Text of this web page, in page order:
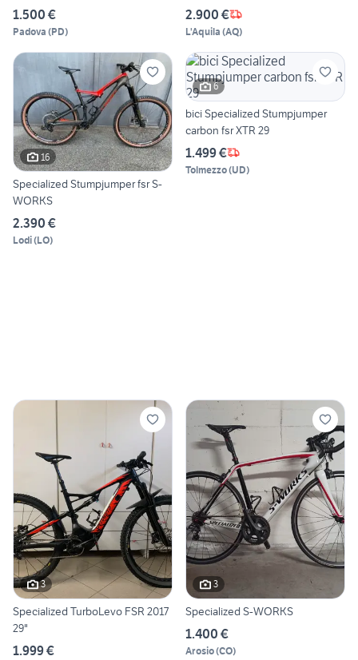
1.500 €
Padova (PD)
2.900 €
L'Aquila (AQ)
16
Specialized Stumpjumper fsr S-
WORKS
2.390 €
Lodi(LO)
6
bici Specialized Stumpjumper
carbon fsr XTR 29
1.499 €
Tolmezzo(UD)
3
Specialized TurboLevo FSR 2017
29"
1.999 €
3
Specialized S-WORKS
1.400 €
Arosio(CO)